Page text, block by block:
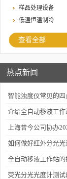
样品处理设备
低温恒温制冷
查看全部
热点新闻
智能浊度仪常见的四
障
介绍全自动移液工作
三种移液方式
上海昔今公司协办
二届上海沪助科研圈
年会
如何做好红外分光光
的防潮工作
全自动移液工作站的
软件有哪些特点
荧光分光光度计测试